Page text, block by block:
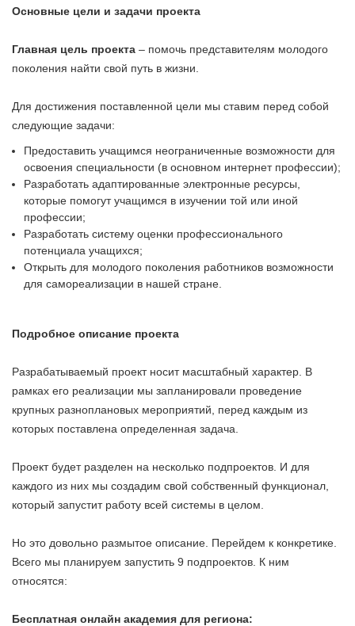
Основные цели и задачи проекта
Главная цель проекта – помочь представителям молодого
поколения найти свой путь в жизни.
Для достижения поставленной цели мы ставим перед собой
следующие задачи:
Предоставить учащимся неограниченные возможности для
освоения специальности (в основном интернет профессии);
Разработать адаптированные электронные ресурсы,
которые помогут учащимся в изучении той или иной
профессии;
Разработать систему оценки профессионального
потенциала учащихся;
Открыть для молодого поколения работников возможности
для самореализации в нашей стране.
Подробное описание проекта
Разрабатываемый проект носит масштабный характер. В
рамках его реализации мы запланировали проведение
крупных разноплановых мероприятий, перед каждым из
которых поставлена определенная задача.
Проект будет разделен на несколько подпроектов. И для
каждого из них мы создадим свой собственный функционал,
который запустит работу всей системы в целом.
Но это довольно размытое описание. Перейдем к конкретике.
Всего мы планируем запустить 9 подпроектов. К ним
относятся:
Бесплатная онлайн академия для региона: